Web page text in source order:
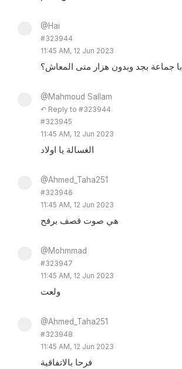
@Hai
#323944
11:45 AM, 12 Jun 2023
با جماعة بجد وبدون هزار متى المعاش؟
@Mahmoud Sallam
↶ Reply to #323944
#323945
11:45 AM, 12 Jun 2023
الغسالة يا اولاد
@Ahmed_Taha251
#323946
11:45 AM, 12 Jun 2023
هي صوت قصف برفح
@Mohmmad
#323947
11:45 AM, 12 Jun 2023
ولعت
@Ahmed_Taha251
#323948
11:45 AM, 12 Jun 2023
فرحا بالاتفاقية